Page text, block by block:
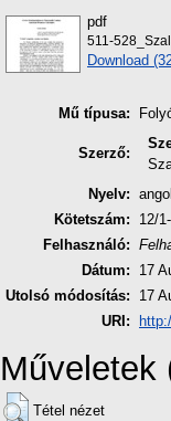
pdf
511-
Download
Mű típusa:
Szerző:
Nyelv: angol
Kötetszám:
12/
Felhasználó:
Dátum:
17
Utolsó módosítás:
17
URI:
Műveletek
Tétel nézet